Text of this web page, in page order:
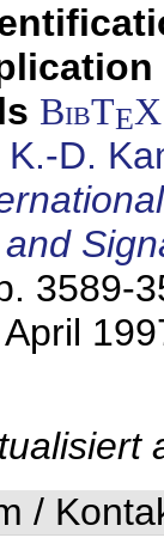
BibTEX
K.-D.
3589-
/